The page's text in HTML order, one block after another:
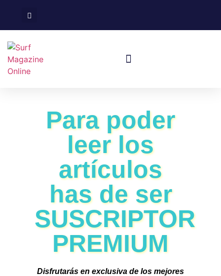
Para poder
leer los
artículos
has de ser
SUSCRIPTOR
PREMIUM
Disfrutarás en exclusiva de los mejores